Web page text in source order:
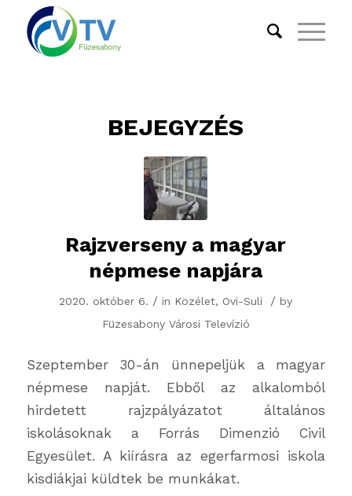
BEJEGYZÉS
Rajzverseny a magyar
népmese napjára
2020. október 6. / in Közélet, Ovi-Suli / by
Füzesabony Városi Televízió
Szeptember 30-án ünnepeljük a magyar
népmese napját. Ebből az alkalomból
hirdetett rajzpályázatot általános
iskolásoknak a Forrás Dimenzió Civil
Egyesület. A kiírásra az egerfarmosi iskola
kisdiákjai küldtek be munkákat.